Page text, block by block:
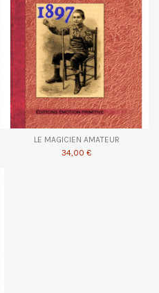
LE MAGICIEN AMATEUR
34,00 €